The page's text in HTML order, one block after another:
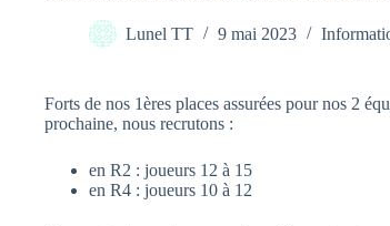
Lunel TT 9 mai 2023
Forts de nos 1ères places assurées pour nos 2
prochaine, nous recrutons :
en R2 : joueurs 12 à 15
en R4 : joueurs 10 à 12